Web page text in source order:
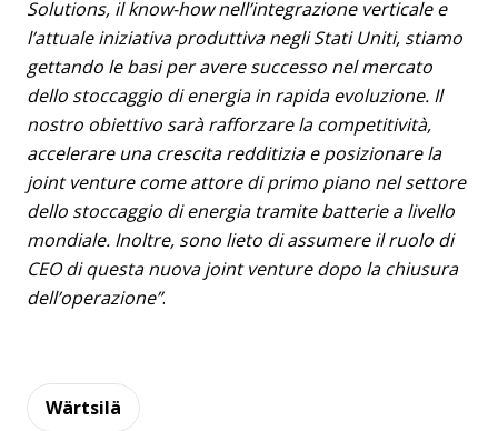
Solutions, il know-how nell’integrazione verticale e
l’attuale iniziativa produttiva negli Stati Uniti, stiamo
gettando le basi per avere successo nel mercato
dello stoccaggio di energia in rapida evoluzione. Il
nostro obiettivo sarà rafforzare la competitività,
accelerare una crescita redditizia e posizionare la
joint venture come attore di primo piano nel settore
dello stoccaggio di energia tramite batterie a livello
mondiale. Inoltre, sono lieto di assumere il ruolo di
CEO di questa nuova joint venture dopo la chiusura
dell’operazione”.
Wärtsilä